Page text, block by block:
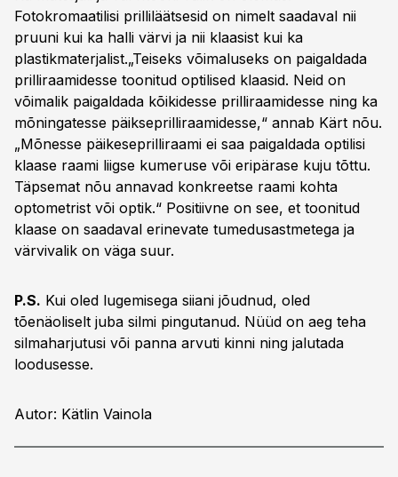
Fotokromaatilisi prilliläätsesid on nimelt saadaval nii
pruuni kui ka halli värvi ja nii klaasist kui ka
plastikmaterjalist.„Teiseks võimaluseks on paigaldada
prilliraamidesse toonitud optilised klaasid. Neid on
võimalik paigaldada kõikidesse prilliraamidesse ning ka
mõningatesse päikseprilliraamidesse,“ annab Kärt nõu.
„Mõnesse päikeseprilliraami ei saa paigaldada optilisi
klaase raami liigse kumeruse või eripärase kuju tõttu.
Täpsemat nõu annavad konkreetse raami kohta
optometrist või optik.“ Positiivne on see, et toonitud
klaase on saadaval erinevate tumedusastmetega ja
värvivalik on väga suur.
P.S. Kui oled lugemisega siiani jõudnud, oled
tõenäoliselt juba silmi pingutanud. Nüüd on aeg teha
silmaharjutusi või panna arvuti kinni ning jalutada
loodusesse.
Autor: Kätlin Vainola